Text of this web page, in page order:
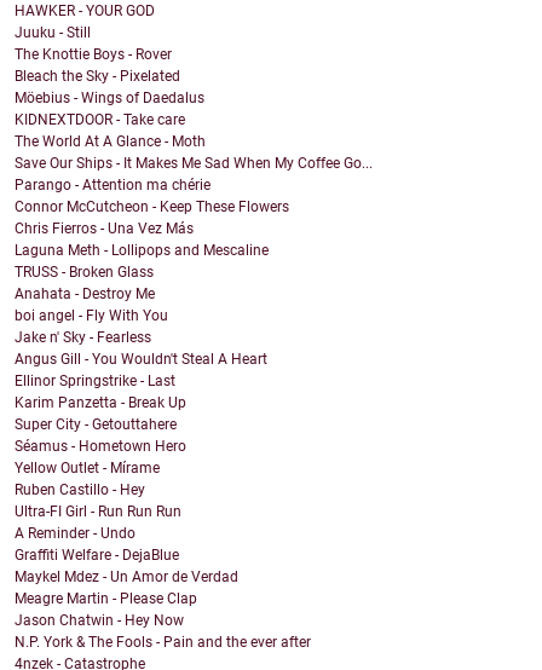
HAWKER - YOUR GOD
Juuku - Still
The Knottie Boys - Rover
Bleach the Sky - Pixelated
Möebius - Wings of Daedalus
KIDNEXTDOOR - Take care
The World At A Glance - Moth
Save Our Ships - It Makes Me Sad When My Coffee Go...
Parango - Attention ma chérie
Connor McCutcheon - Keep These Flowers
Chris Fierros - Una Vez Más
Laguna Meth - Lollipops and Mescaline
TRUSS - Broken Glass
Anahata - Destroy Me
boi angel - Fly With You
Jake n' Sky - Fearless
Angus Gill - You Wouldn't Steal A Heart
Ellinor Springstrike - Last
Karim Panzetta - Break Up
Super City - Getouttahere
Séamus - Hometown Hero
Yellow Outlet - Mírame
Ruben Castillo - Hey
Ultra-FI Girl - Run Run Run
A Reminder - Undo
Graffiti Welfare - DejaBlue
Maykel Mdez - Un Amor de Verdad
Meagre Martin - Please Clap
Jason Chatwin - Hey Now
N.P. York & The Fools - Pain and the ever after
4nzek - Catastrophe